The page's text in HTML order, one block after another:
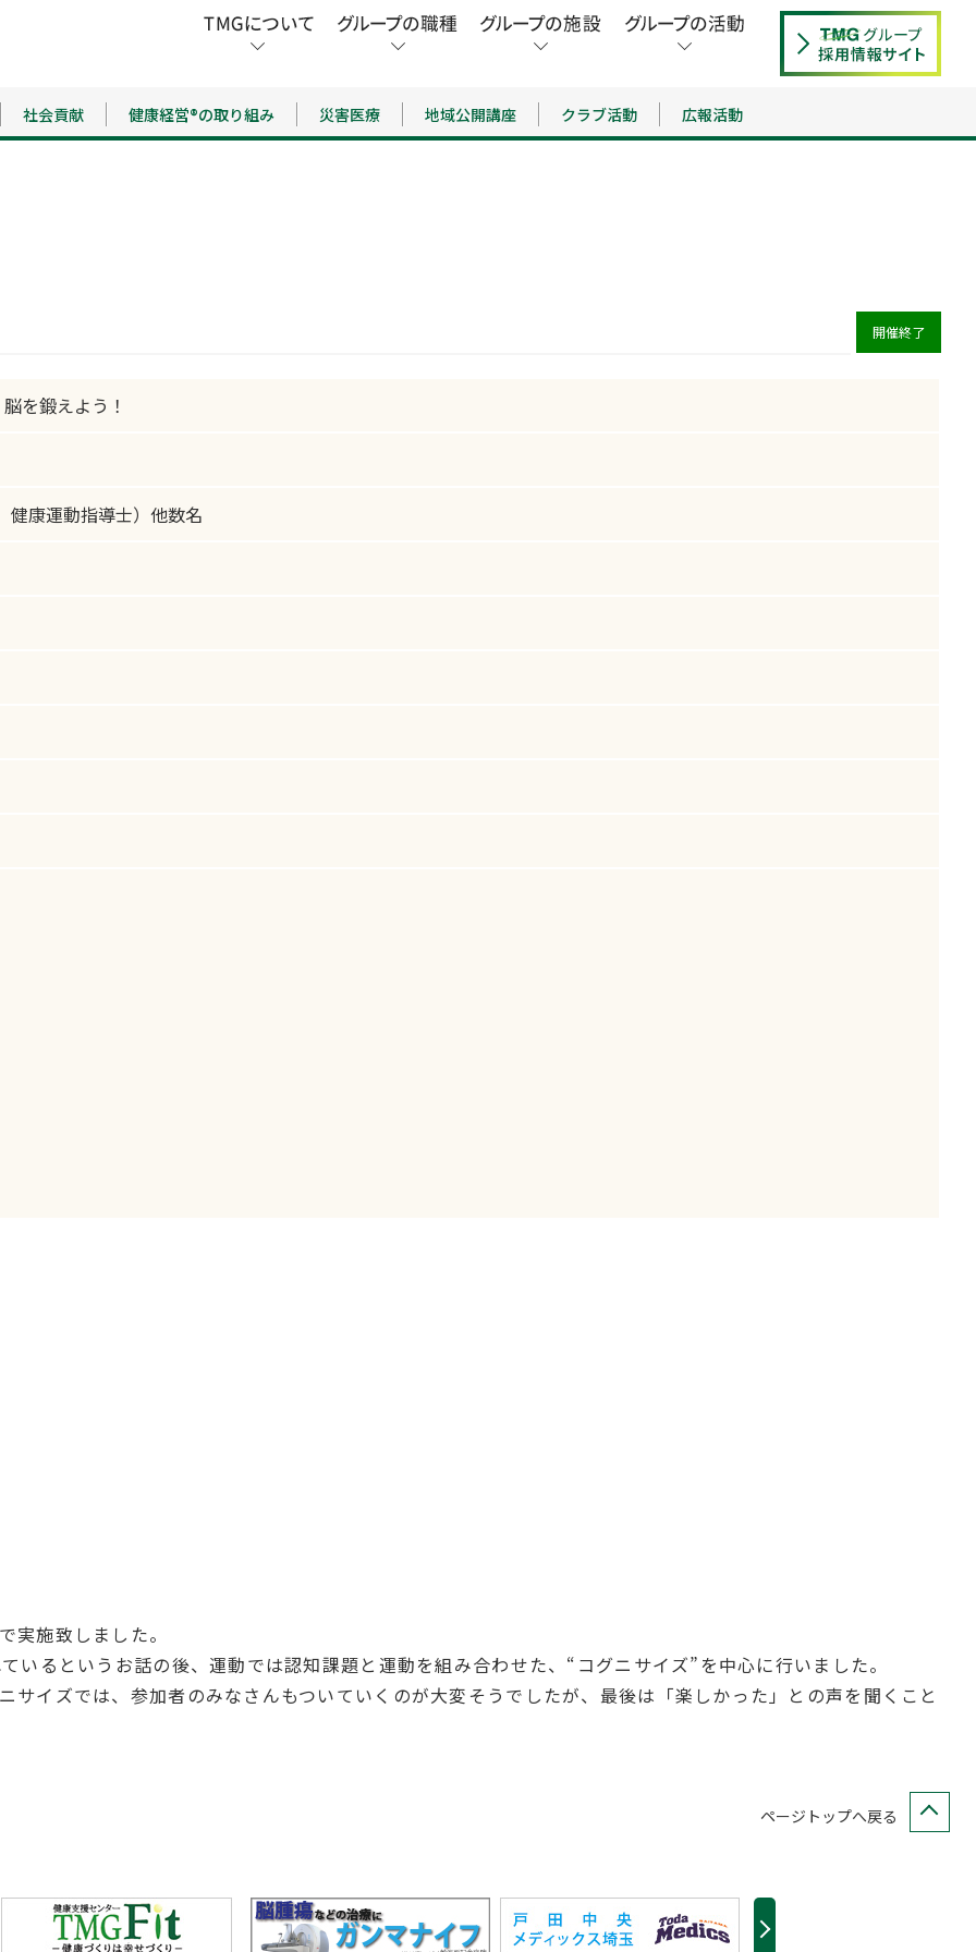
社会貢献 健康経営®の取り組み 災害医療 地域公開講座 クラブ活動 広報活動
開催終了
を鍛えよう！
康運動指導士）他数名
実施致しました。
るというお話の後、運動では認知課題と運動を組み合わせた、“コグニサイズ”を中心に行いました。
イズでは、参加者のみなさんもついていくのが大変そうでしたが、最後は「楽しかった」との声を聞くこと
ページトップへ戻る